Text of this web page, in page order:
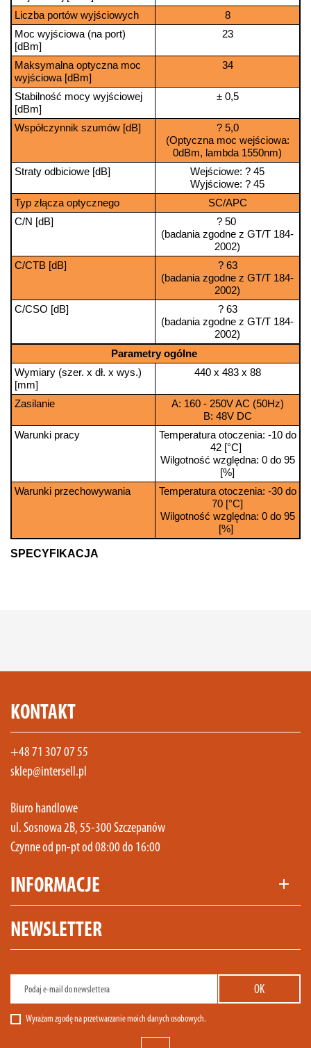
SPECYFIKACJA
Liczba portów wyjściowych
8
Moc wyjściowa (na port)
[dBm]
23
Maksymalna optyczna moc
wyjściowa [dBm]
34
Stabilność mocy wyjściowej
[dBm]
± 0,5
Współczynnik szumów [dB]
? 5,0
(Optyczna moc wejściowa:
0dBm, lambda 1550nm)
Straty odbiciowe [dB]
Wejściowe: ? 45
Wyjściowe: ? 45
Typ złącza optycznego
SC/APC
C/N [dB]
? 50
(badania zgodne z GT/T 184-
2002)
C/CTB [dB]
? 63
(badania zgodne z GT/T 184-
2002)
C/CSO [dB]
? 63
(badania zgodne z GT/T 184-
2002)
Parametry ogólne
Wymiary (szer. x dł. x wys.)
[mm]
440 x 483 x 88
Zasilanie
A: 160 - 250V AC (50Hz)
B: 48V DC
Warunki pracy
Temperatura otoczenia: -10 do
42 [°C]
Wilgotność względna: 0 do 95
[%]
Warunki przechowywania
Temperatura otoczenia: -30 do
70 [°C]
Wilgotność względna: 0 do 95
[%]
KONTAKT
+48 71 307 07 55
sklep@intersell.pl
Biuro handlowe
ul. Sosnowa 2B, 55-300 Szczepanów
Czynne od pn-pt od 08:00 do 16:00
INFORMACJE add
NEWSLETTER
Wyrażam zgodę na przetwarzanie moich danych osobowych.